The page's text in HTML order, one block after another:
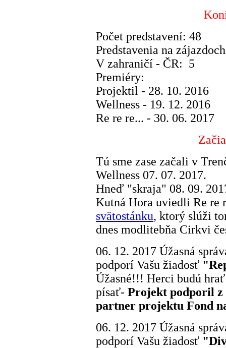
Počet predstavení: 48
Predstavenia na
V zahraničí - ČR: 5
Premiéry:
Projektil - 28. 10. 2016
Wellness - 19. 12. 2016
Re re re... - 30. 06. 2017
Tú sme zase začali v
Wellness 07. 07. 2017.
Hneď "skraja" 08. 09.
Kutná Hora uviedli Re re
svätostánku, ktorý slúži
dnes modlitebňa Cirkvi
06. 12. 2017 Úžasná
podporí Vašu žiadosť
Úžasné!!! Herci budú
písať- Projekt podporil
partner projektu Fond
06. 12. 2017 Úžasná
podporí Vašu žiadosť